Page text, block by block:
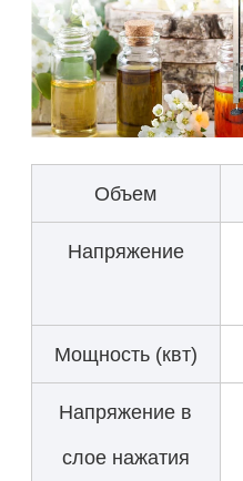
Объем
Напряжение
Мощность (квт)
Напряжение в
слое нажатия